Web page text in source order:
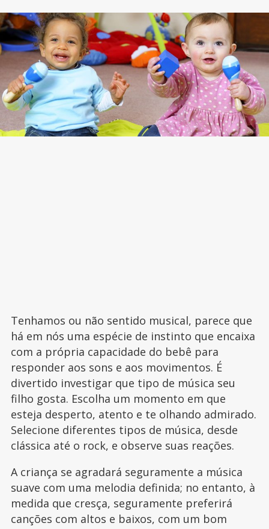
Tenhamos ou não sentido musical, parece que
há em nós uma espécie de instinto que encaixa
com a própria capacidade do bebê para
responder aos sons e aos movimentos. É
divertido investigar que tipo de música seu
filho gosta. Escolha um momento em que
esteja desperto, atento e te olhando admirado.
Selecione diferentes tipos de música, desde
clássica até o rock, e observe suas reações.
A criança se agradará seguramente a música
suave com uma melodia definida; no entanto, à
medida que cresça, seguramente preferirá
canções com altos e baixos, com um bom